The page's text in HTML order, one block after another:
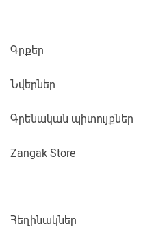
Գրքեր
Նվերներ
Գրենական պիտույքներ
Zangak Store
Հեղինակներ